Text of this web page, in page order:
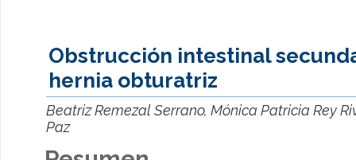
Obstrucción intestinal
hernia obturatriz
Beatriz Remezal Serrano, Mónica Patricia Rey
Paz